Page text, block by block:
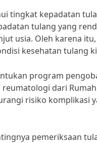
tingkat kepadatan
tulang yang
usia. Oleh karena
kesehatan tulang
program
dari
risiko komplikasi
pemeriksaan